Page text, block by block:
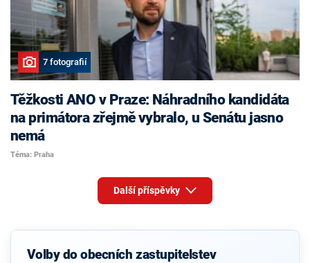
7 fotografií
Těžkosti ANO v Praze: Náhradního kandidáta
na primátora zřejmě vybralo, u Senátu jasno
nemá
Téma: Praha
Další příspěvky
Volby do obecních zastupitelstev